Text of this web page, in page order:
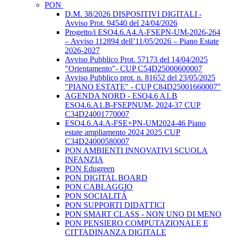
PON
D.M. 38/2026 DISPOSITIVI DIGITALI -
Avviso Prot. 94540 del 24/04/2026
Progetto/i ESO4.6.A4.A-FSEPN-UM-2026-264
– Avviso 112894 dell’11/05/2026 – Piano Estate
2026-2027
Avviso Pubblico Prot. 57173 del 14/04/2025
"Orientamento"- CUP C54D25000600007
Avviso Pubblico prot. n. 81652 del 23/05/2025
"PIANO ESTATE" - CUP C84D25001660007"
AGENDA NORD - ESO4.6 A1.B
ESO4.6.A1.B-FSEPNUM- 2024-37 CUP
C34D24001770007
ESO4.6.A4.A-FSE+PN-UM2024-46 Piano
estate ampliamento 2024 2025 CUP
C34D24000580007
PON AMBIENTI INNOVATIVI SCUOLA
INFANZIA
PON Edugreen
PON DIGITAL BOARD
PON CABLAGGIO
PON SOCIALITÁ
PON SUPPORTI DIDATTICI
PON SMART CLASS - NON UNO DI MENO
PON PENSIERO COMPUTAZIONALE E
CITTADINANZA DIGITALE